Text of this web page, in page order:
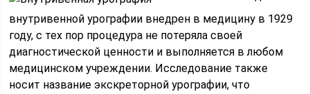
внутривенной урографии внедрен в медицину в 1929
году, с тех пор процедура не потеряла своей
диагностической ценности и выполняется в любом
медицинском учреждении. Исследование также
носит название экскреторной урографии, что